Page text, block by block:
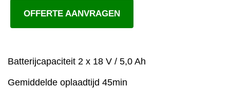
OFFERTE AANVRAGEN
Batterijcapaciteit 2 x 18 V / 5,0 Ah
Gemiddelde oplaadtijd 45min